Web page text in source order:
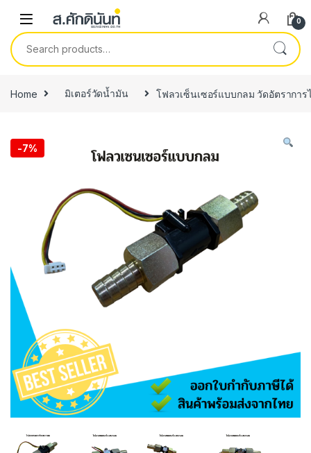
0
Search for:
Home มิเตอร์วัดน้ำมัน โฟลวเซ็นเซอร์แบบกลม วัดอัตรากา
-7%